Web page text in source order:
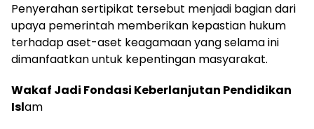
Penyerahan sertipikat tersebut menjadi bagian dari
upaya pemerintah memberikan kepastian hukum
terhadap aset-aset keagamaan yang selama ini
dimanfaatkan untuk kepentingan masyarakat.
Wakaf Jadi Fondasi Keberlanjutan Pendidikan
Islam